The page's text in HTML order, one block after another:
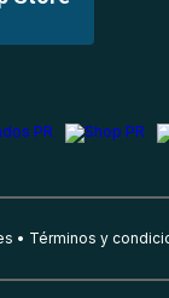
Términos y